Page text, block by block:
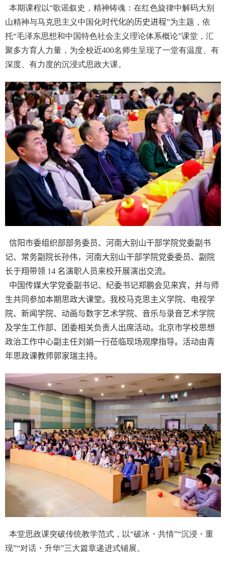
本期课程以“歌谣叙史，精神铸魂：在红色旋律中解码大别
山精神与马克思主义中国化时代化的历史进程”为主题，依
托“毛泽东思想和中国特色社会主义理论体系概论”课堂，汇
聚多方育人力量，为全校近400名师生呈现了一堂有温度、有
深度、有力度的沉浸式思政大课。
信阳市委组织部部务委员、河南大别山干部学院党委副书
记、常务副院长孙伟，河南大别山干部学院党委委员、副院
长于翔带领 14 名演职人员来校开展演出交流。
中国传媒大学党委副书记、纪委书记郑鹏会见来宾，并与师
生共同参加本期思政大课堂。我校马克思主义学院、电视学
院、新闻学院、动画与数字艺术学院、音乐与录音艺术学院
及学生工作部、团委相关负责人出席活动。北京市学校思想
政治工作中心副主任刘娟一行莅临现场观摩指导。活动由青
年思政课教师郭家瑞主持。
本堂思政课突破传统教学范式，以“破冰・共情”“沉浸・重
现”“对话・升华”三大篇章递进式铺展。